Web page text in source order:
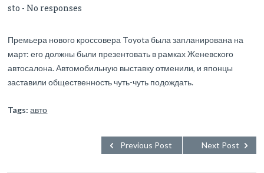
sto - No responses
Премьера нового кроссовера Toyota была запланирована на
март: его должны были презентовать в рамках Женевского
автосалона. Автомобильную выставку отменили, и японцы
заставили общественность чуть-чуть подождать.
Tags: авто
Next Post
Previous Post